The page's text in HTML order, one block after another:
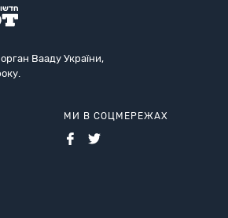
Вааду України,
МИ В СОЦМЕРЕЖАХ